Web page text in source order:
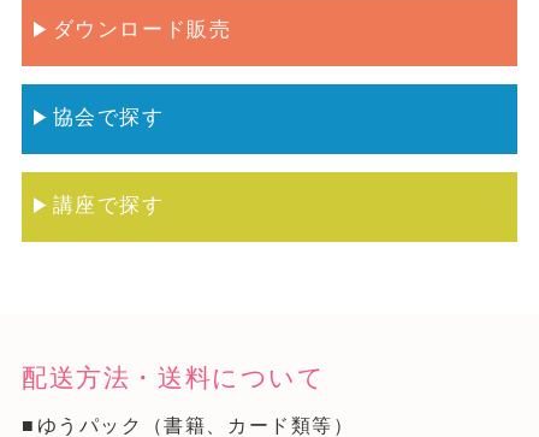
ダウンロード販売
協会で探す
講座で探す
配送方法・送料について
ゆうパック（書籍、カード類等）